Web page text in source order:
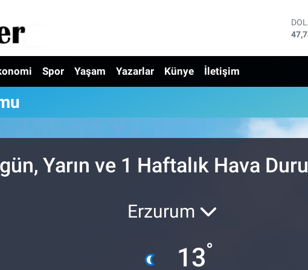
Spor Yaşam Yazarlar Künye İletişim
Yarın ve 1 Haftalık Hava
Erzurum
13°